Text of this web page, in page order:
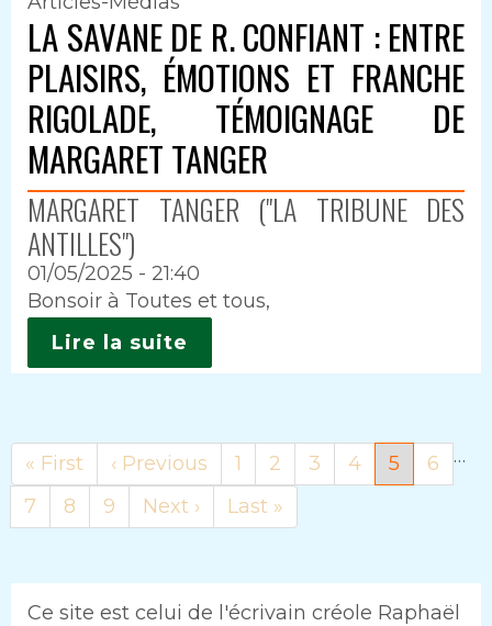
LA SAVANE DE R. CONFIANT : ENTRE
PLAISIRS, ÉMOTIONS ET FRANCHE
RIGOLADE, TÉMOIGNAGE DE
MARGARET TANGER
MARGARET TANGER ("LA TRIBUNE DES
ANTILLES")
01/05/2025 - 21:40
Intro
Bonsoir à Toutes et tous,
Lire la suite
Première
page
« First
Page
précédente
‹ Previous Page
1 Page
2 Page
3 Page
4
Page
courante
5 Page
6
Page
7 Page
8 Page
9
…
Page
suivante
Next ›
Dernière
page
Last »
Ce site est celui de l'écrivain créole Raphaël